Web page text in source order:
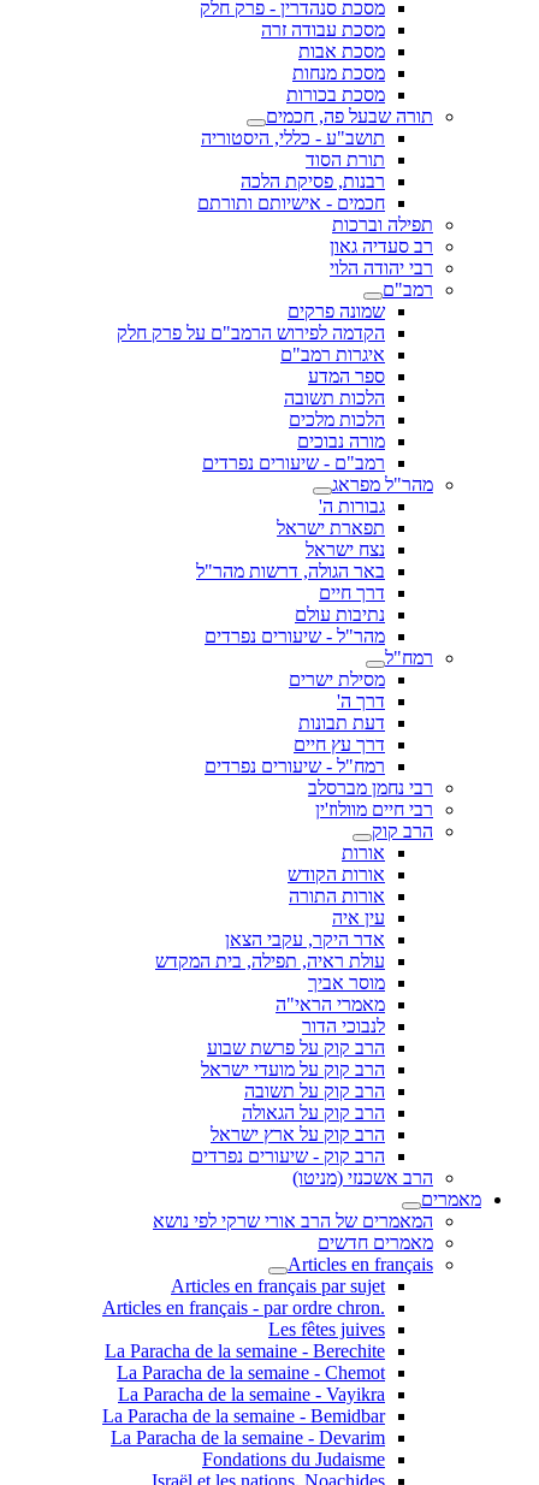
מסכת סנהדרין - פרק חלק
מסכת עבודה זרה
מסכת אבות
מסכת מנחות
מסכת בכורות
תורה שבעל פה, חכמים
תושב"ע - כללי, היסטוריה
תורת הסוד
רבנות, פסיקת הלכה
חכמים - אישיותם ותורתם
תפילה וברכות
רב סעדיה גאון
רבי יהודה הלוי
רמב"ם
שמונה פרקים
הקדמה לפירוש הרמב"ם על פרק חלק
איגרות רמב"ם
ספר המדע
הלכות תשובה
הלכות מלכים
מורה נבוכים
רמב"ם - שיעורים נפרדים
מהר"ל מפראג
גבורות ה'
תפארת ישראל
נצח ישראל
באר הגולה, דרשות מהר"ל
דרך חיים
נתיבות עולם
מהר"ל - שיעורים נפרדים
רמח"ל
מסילת ישרים
דרך ה'
דעת תבונות
דרך עץ חיים
רמח"ל - שיעורים נפרדים
רבי נחמן מברסלב
רבי חיים מוולוז'ין
הרב קוק
אורות
אורות הקודש
אורות התורה
עין איה
אדר היקר, עקבי הצאן
עולת ראיה, תפילה, בית המקדש
מוסר אביך
מאמרי הראי"ה
לנבוכי הדור
הרב קוק על פרשת שבוע
הרב קוק על מועדי ישראל
הרב קוק על תשובה
הרב קוק על הגאולה
הרב קוק על ארץ ישראל
הרב קוק - שיעורים נפרדים
הרב אשכנזי (מניטו)
מאמרים
המאמרים של הרב אורי שרקי לפי נושא
מאמרים חדשים
Articles en français
Articles en français par sujet
.Articles en français - par ordre chron
Les fêtes juives
La Paracha de la semaine - Berechite
La Paracha de la semaine - Chemot
La Paracha de la semaine - Vayikra
La Paracha de la semaine - Bemidbar
La Paracha de la semaine - Devarim
Fondations du Judaisme
Israël et les nations, Noachides